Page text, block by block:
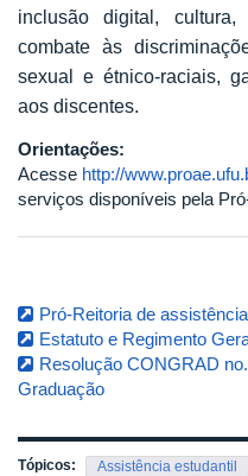
inclusão digital,
combate às
sexual e étnico-raciais,
aos discentes.
Orientações:
Acesse http://
serviços disponíveis pela
Pró-Reitoria de
Estatuto e Regimento
Resolução CONGRAD
Graduação
Tópicos: Assistência estudantil